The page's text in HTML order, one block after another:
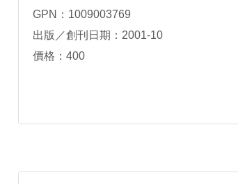
GPN：1009003769
出版／創刊日期：2001-10
價格：400